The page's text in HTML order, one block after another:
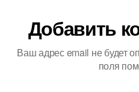
Добавить
Ваш адрес email не будет
поля